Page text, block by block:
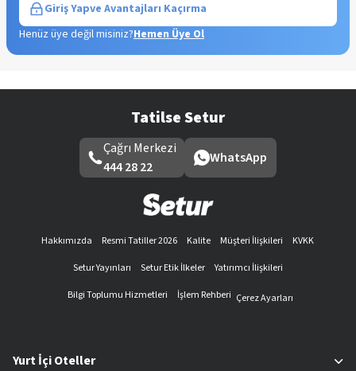
Giriş Yapve Avantajları Kaçırma
Henüz üye değil misiniz?Hemen Üye Ol
Tatilse Setur
Çağrı Merkezi
444 28 22
WhatsApp
Hakkımızda Resmi Tatiller 2026 Kalite Müşteri İlişkileri
KVKK
Setur Yayınları
Setur Etik İlkeler
Yatırımcı İlişkileri
Bilgi Toplumu Hizmetleri
İşlem Rehberi Çerez Ayarları
Yurt İçi Oteller